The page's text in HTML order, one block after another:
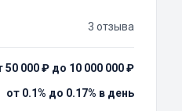
3 отзыва
50 000 ₽ до 10 000 000 ₽
от 0.1% до 0.17% в день